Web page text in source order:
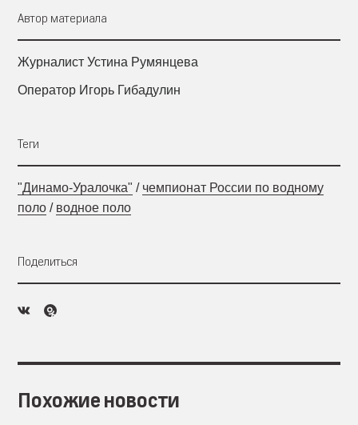
Автор материала
Журналист Устина Румянцева
Оператор Игорь Гибадулин
Теги
"Динамо-Уралочка" / чемпионат России по водному
поло / водное поло
Поделиться
Похожие новости